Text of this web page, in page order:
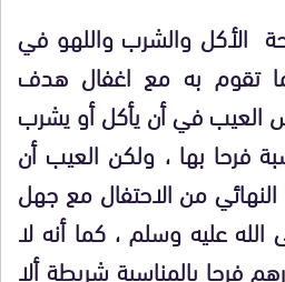
الأكل والشرب واللهو في
تقوم به مع اغفال هدف
العيب في أن يأكل أو يشرب
فرحا بها ، ولكن العيب أن
من الاحتفال مع جهل
عليه وسلم ، كما أنه لا
فرحا بالمناسبة شريطة ألا